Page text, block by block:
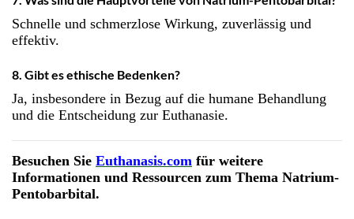
Schnelle und schmerzlose Wirkung, zuverlässig und
effektiv.
8. Gibt es ethische Bedenken?
Ja, insbesondere in Bezug auf die humane Behandlung
und die Entscheidung zur Euthanasie.
Besuchen Sie Euthanasis.com für weitere
Informationen und Ressourcen zum Thema Natrium-
Pentobarbital.